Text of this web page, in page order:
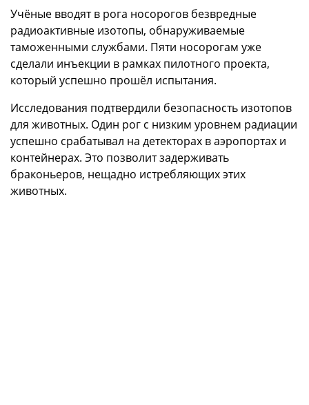
Учёные вводят в рога носорогов безвредные
радиоактивные изотопы, обнаруживаемые
таможенными службами. Пяти носорогам уже
сделали инъекции в рамках пилотного проекта,
который успешно прошёл испытания.
Исследования подтвердили безопасность изотопов
для животных. Один рог с низким уровнем радиации
успешно срабатывал на детекторах в аэропортах и
контейнерах. Это позволит задерживать
браконьеров, нещадно истребляющих этих
животных.